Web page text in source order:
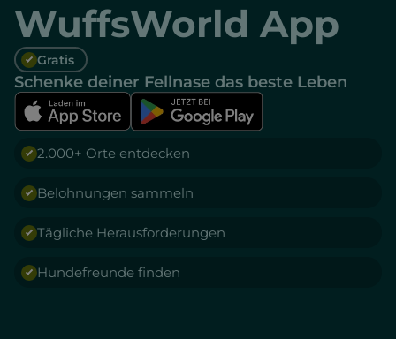
WuffsWorld App
Gratis
Schenke deiner Fellnase das beste Leben
2.000+ Orte entdecken
Belohnungen sammeln
Tägliche Herausforderungen
Hundefreunde finden